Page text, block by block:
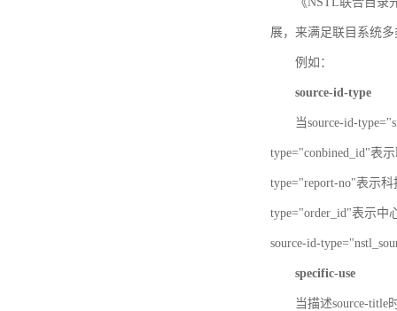
展，来满足联目系统
例如：
source-id-type
当source-id-
type="conbined_id"表
type="report-no"表示
type="order_id"表示中
source-id-
specific-use
当描述source-title